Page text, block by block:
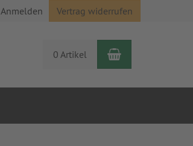
Vertrag widerrufen
Anmelden
0 Artikel Warenkorb